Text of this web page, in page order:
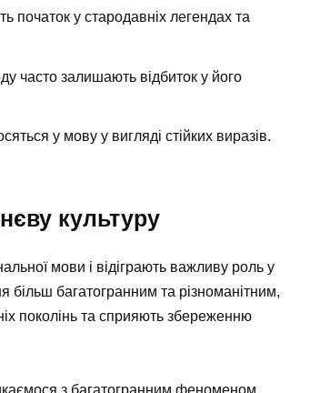
початок у стародавніх легендах та
часто залишають відбиток у його
у мову у вигляді стійких виразів.
культуру
мови і відіграють важливу роль у
більш багатогранним та різноманітним,
поколінь та сприяють збереженню